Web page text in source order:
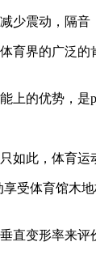
震动，隔
界的广泛
上的优势，是
此，体育
受体育馆木
变形率来